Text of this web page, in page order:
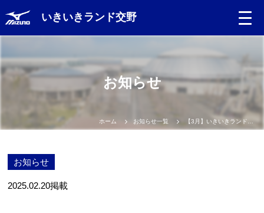
いきいきランド交野
お知らせ
ホーム お知らせ一覧
お知らせ
2025.02.20掲載